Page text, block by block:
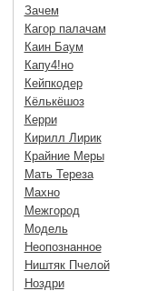
Зачем
Кагор палачам
Каин Баум
Капу4!но
Кейпкодер
Кёлькёшоз
Керри
Кирилл Лирик
Крайние Меры
Мать Тереза
Махно
Межгород
Модель
Неопознанное
Ништяк Пчелой
Ноздри